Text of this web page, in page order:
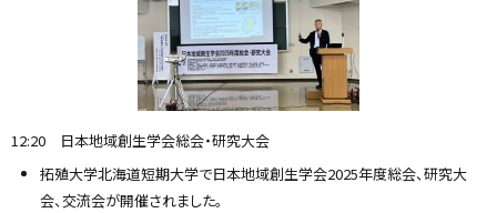
12:20 日本地域創生学会総会・研究大会
拓殖大学北海道短期大学で日本地域創生学会2025年度総会、研究大
会、交流会が開催されました。